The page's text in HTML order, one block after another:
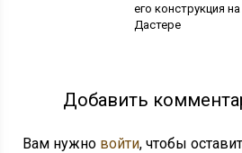
его конструкция
Дастере
Добавить
Вам нужно войти, чтобы